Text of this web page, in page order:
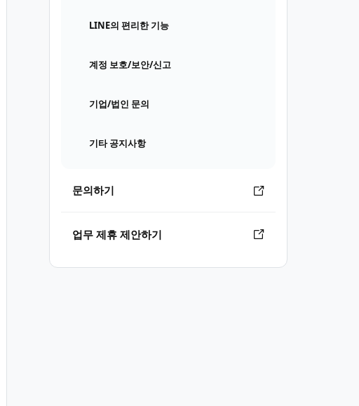
LINE의 편리한 기능
계정 보호/보안/신고
기업/법인 문의
기타 공지사항
문의하기
업무 제휴 제안하기